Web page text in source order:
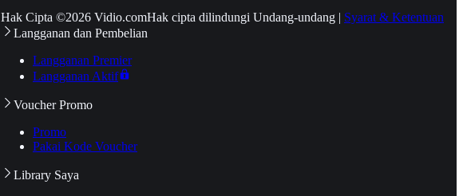
Hak Cipta ©2026 Vidio.comHak cipta dilindungi Undang-undang | Syarat & Ketentuan
Langganan dan Pembelian
Langganan Premier
Langganan Aktif
Voucher Promo
Promo
Pakai Kode Voucher
Library Saya